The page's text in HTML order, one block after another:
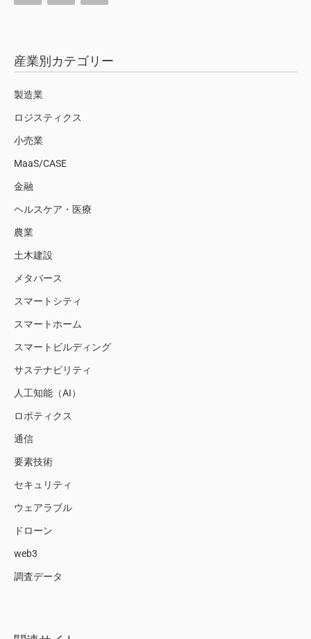
産業別カテゴリー
製造業
ロジスティクス
小売業
MaaS/CASE
金融
ヘルスケア・医療
農業
土木建設
メタバース
スマートシティ
スマートホーム
スマートビルディング
サステナビリティ
人工知能（AI）
ロボティクス
通信
要素技術
セキュリティ
ウェアラブル
ドローン
web3
調査データ